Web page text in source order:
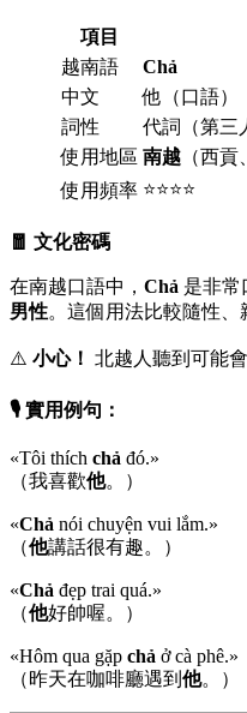
項目
越南語
Chả
中文
他（口語）
詞性
代詞（第三
使用地區 南越 （西
使用頻率 ⭐⭐⭐⭐
🧧 文化密碼
在南越口語中， Chả 是非常
男性。這個用法比較隨性、
⚠️ 小心！ 北越人聽到可能
🎙️ 實用例句：
«Tôi thích chả đó.»
（我喜歡他。）
«Chả nói chuyện vui lắm.»
（他講話很有趣。）
«Chả đẹp trai quá.»
（他好帥喔。）
«Hôm qua gặp chả ở cà phê.»
（昨天在咖啡廳遇到 他。）